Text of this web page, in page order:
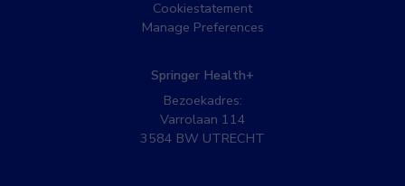
Cookiestatement
Manage Preferences
Springer Health+
Bezoekadres:
Varrolaan 114
3584 BW UTRECHT